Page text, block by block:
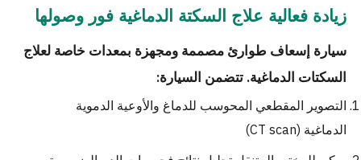
زيادة فعالية علاج السكتة الدماغية فور وصولها
سيارة إسعاف طوارئ مصممة ومجهزة بمعدات خاصة لعلاج
السكتات الدماغية. تتضمن السيارة:
التصوير المقطعي المحوسب للدماغ والأوعية الدموية
الدماغية (CT scan)